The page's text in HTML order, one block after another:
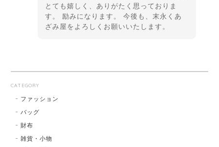
とても嬉しく、ありがたく思っておりま
す。 励みになります。 今後も、末永くあ
ざみ屋をよろしくお願いいたします。
CATEGORY
ファッション
バッグ
財布
雑貨・小物